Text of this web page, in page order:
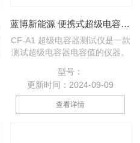
蓝博新能源 便携式超级电容器测试仪 CF-A1
CF-A1 超级电容器测试仪是一款
测试超级电容器电容值的仪器。
流内阻和电容量。该测试仪采用
5.2英寸全彩屏幕显示测 试结果
和设置相关参数，具有测试简
便，误差小，测试速度快、直观
型号：
更新时间：2024-09-09
查看详情